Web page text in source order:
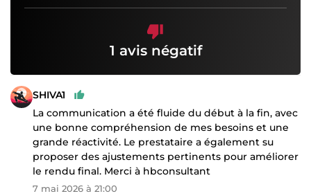
1 avis négatif
SHIVA1
La communication a été fluide du début à la fin, avec
une bonne compréhension de mes besoins et une
grande réactivité. Le prestataire a également su
proposer des ajustements pertinents pour améliorer
le rendu final. Merci à hbconsultant
7 mai 2026 à 21:00